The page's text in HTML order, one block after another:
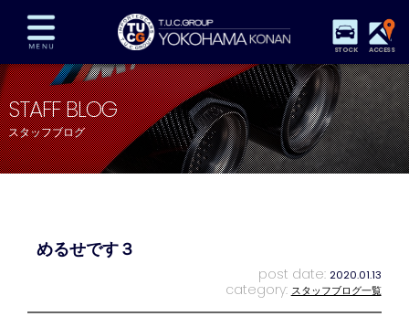
STOCK ACCESS
在庫車両情報 保証&サービス パーツリスト
TUCとは？ 店舗情報 アクセスマップ
全国納車 特別作業 注文販売
STAFF BLOG
スタッフブログ
めるせです３
post date: 2020.01.13
category: スタッフブログ一覧